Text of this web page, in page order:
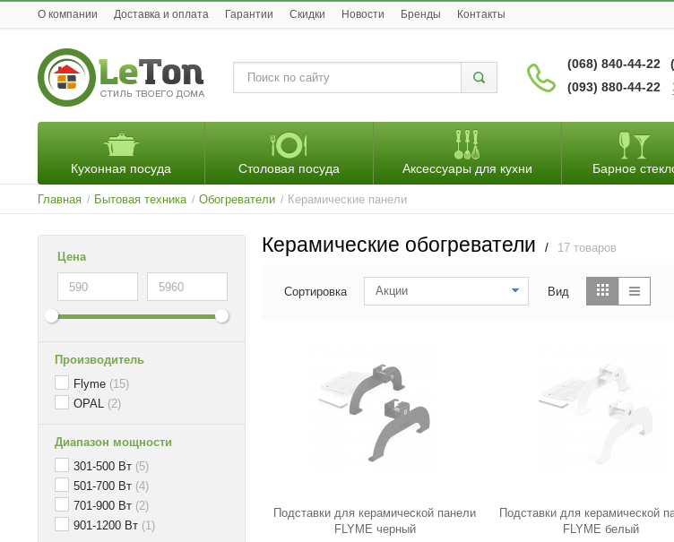
O компании Доставка и оплата Гарантии Скидки Новости Бренды Контакты
(068) 840-44-22
(093) 880-44-22
Кухонная посуда Столовая посуда Аксессуары для кухни Барное
Главная / Бытовая техника / Обогреватели / Керамические панели
Цена
Производитель
Flyme (15)
OPAL (2)
Диапазон мощности
301-500 Вт (5)
501-700 Вт (4)
701-900 Вт (2)
901-1200 Вт (1)
Керамические обогреватели / 17 товаров
Сортировка Акции Вид
Подставки для керамической панели
FLYME черный
Подставки для керамической
FLYME белый